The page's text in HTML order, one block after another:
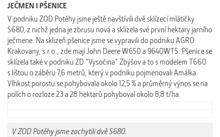
JEČMEN I PŠENICE
V podniku ZOD Potěhy jsme ještě navštívili dvě sklízecí mlátičky
S680, z nichž jedna je zbrusu nová a sklízela své první hektary jarního
ječmene. Na sklizeň pšenice jsme se vypravili do podniku AGRO
Krakovany, s.r.o., zde majíJohn Deere W650 a 9640WTS. Pšenice se
sklízela také v podniku ZD "Vysočina" Zbýšov a to s modelem T660
s lištou o záběru 7,6 metrů, který v podniku pojmenovali Amálka.
Vlhkost porostu se pohybovala okolo12,5 % a průměrný výnos se na
polích o rozloze 23 a 28 hektarů pohyboval okolo 8,8 t/ha.
V ZOD Potěhy jsme zachytili dvě S680.